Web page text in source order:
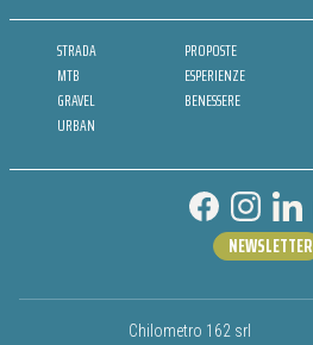
STRADA
MTB
GRAVEL
URBAN
PROPOSTE
ESPERIENZE
BENESSERE
Chilometro 162 srl
NEWSLETTER